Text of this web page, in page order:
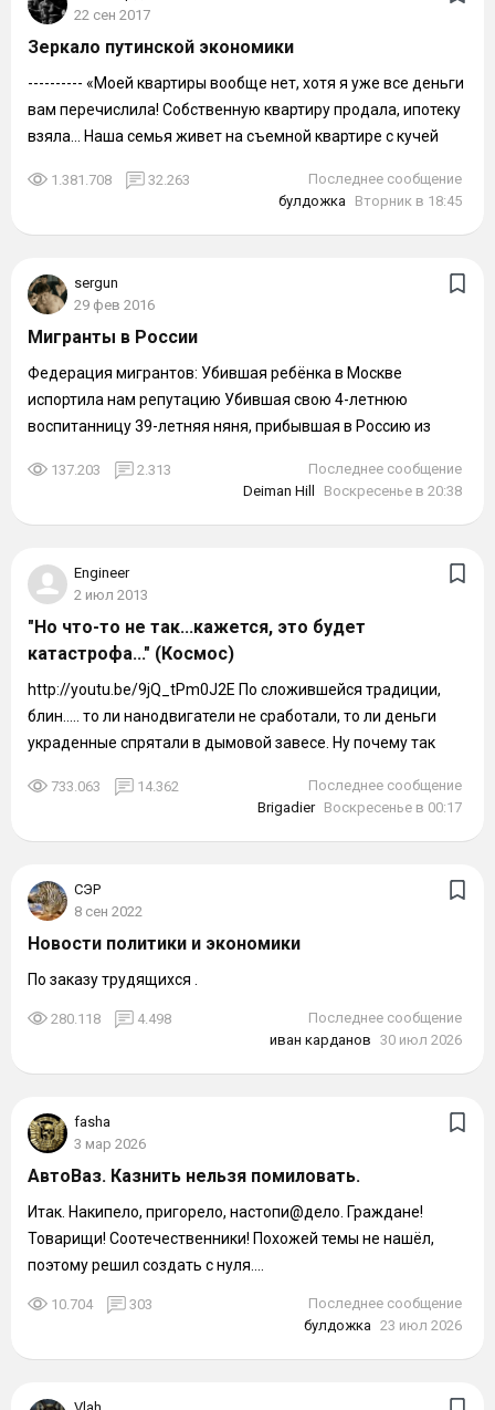
22 сен 2017
Зеркало путинской экономики
---------- «Моей квартиры вообще нет, хотя я уже все деньги
вам перечислила! Собственную квартиру продала, ипотеку
взяла… Наша семья живет на съемной квартире с кучей
1.381.708 32.263
Последнее сообщение
булдожка Вторник в 18:45
sergun
29 фев 2016
Мигранты в России
Федерация мигрантов: Убившая ребёнка в Москве
испортила нам репутацию Убившая свою 4-летнюю
воспитанницу 39-летняя няня, прибывшая в Россию из
137.203 2.313
Последнее сообщение
Deiman Hill
Воскресенье в 20:38
Engineer
2 июл 2013
"Но что-то не так...кажется, это будет
катастрофа..." (Космос)
http://youtu.be/9jQ_tPm0J2E По сложившейся традиции,
блин..... то ли нанодвигатели не сработали, то ли деньги
украденные спрятали в дымовой завесе. Ну почему так
733.063 14.362
Последнее сообщение
Brigadier Воскресенье в 00:17
СЭР
8 сен 2022
Новости политики и экономики
По заказу трудящихся .
280.118 4.498
Последнее сообщение
иван карданов 30 июл 2026
fasha
3 мар 2026
АвтоВаз. Казнить нельзя помиловать.
Итак. Накипело, пригорело, настопи@дело. Граждане!
Товарищи! Соотечественники! Похожей темы не нашёл,
поэтому решил создать с нуля....
10.704 303
Последнее сообщение
булдожка 23 июл 2026